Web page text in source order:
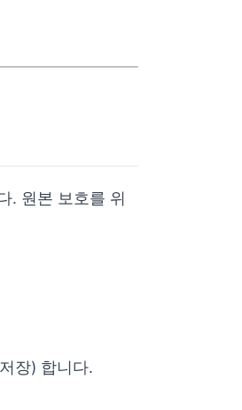
. 원본 보호를 위
장) 합니다.